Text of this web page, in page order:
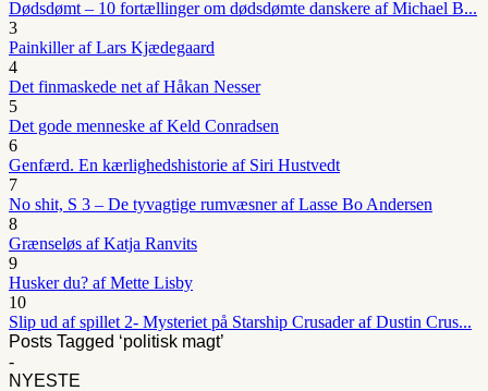
Dødsdømt – 10 fortællinger om dødsdømte danskere af Michael B...
3
Painkiller af Lars Kjædegaard
4
Det finmaskede net af Håkan Nesser
5
Det gode menneske af Keld Conradsen
6
Genfærd. En kærlighedshistorie af Siri Hustvedt
7
No shit, S 3 – De tyvagtige rumvæsner af Lasse Bo Andersen
8
Grænseløs af Katja Ranvits
9
Husker du? af Mette Lisby
10
Slip ud af spillet 2- Mysteriet på Starship Crusader af Dustin Crus...
Posts Tagged ‘politisk magt’
-
NYESTE